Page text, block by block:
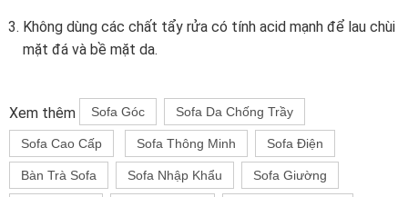
Không dùng các chất tẩy rửa có tính acid mạnh để lau chùi
mặt đá và bề mặt da.
Xem thêm Sofa Góc Sofa Da Chống Trầy
Sofa Cao Cấp Sofa Thông Minh Sofa Điện
Bàn Trà Sofa Sofa Nhập Khẩu Sofa Giường